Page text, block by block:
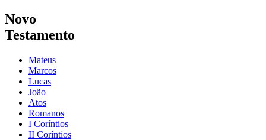
Novo
Testamento
Mateus
Marcos
Lucas
João
Atos
Romanos
I Coríntios
II Coríntios